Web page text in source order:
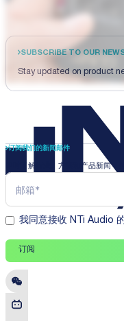
SUBSCRIBE TO OUR
Stay updated on product
订阅我们的新闻邮件
即时了解行业、方案和产品新闻，
我同意接收 NTi Audio
订阅